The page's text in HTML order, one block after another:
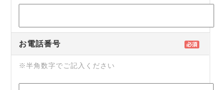
お電話番号
※半角数字でご記入ください